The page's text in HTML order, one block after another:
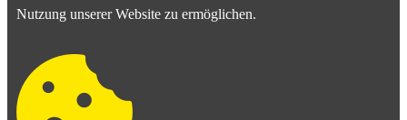
Nutzung unserer Website zu ermöglichen.